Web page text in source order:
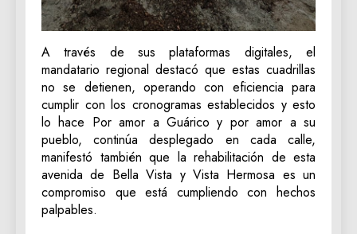
A través de sus plataformas digitales, el
mandatario regional destacó que estas cuadrillas
no se detienen, operando con eficiencia para
cumplir con los cronogramas establecidos y esto
lo hace Por amor a Guárico y por amor a su
pueblo, continúa desplegado en cada calle,
manifestó también que la rehabilitación de esta
avenida de Bella Vista y Vista Hermosa es un
compromiso que está cumpliendo con hechos
palpables.